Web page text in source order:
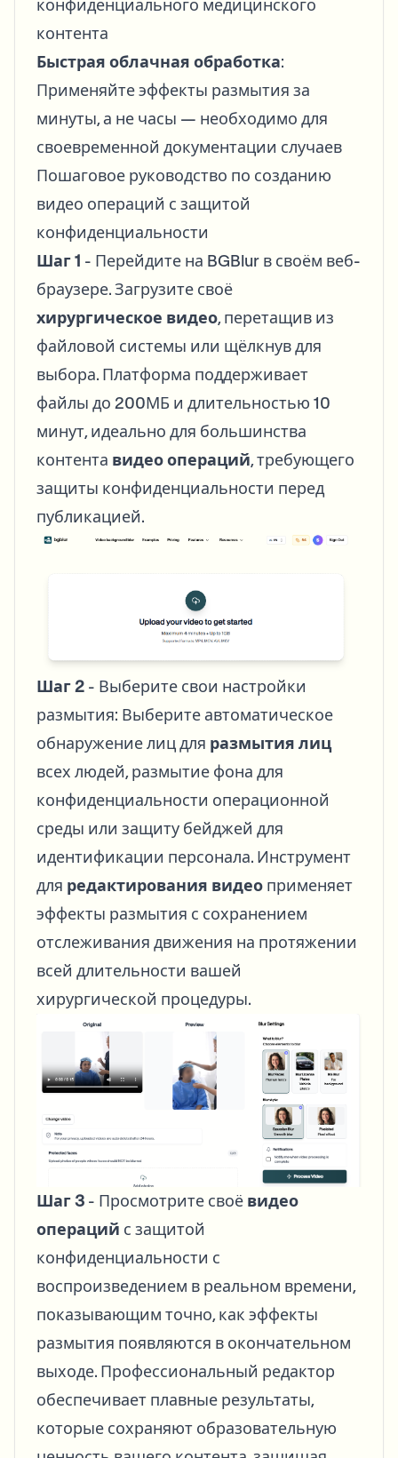
конфиденциального медицинского
контента
Быстрая облачная обработка:
Применяйте эффекты размытия за
минуты, а не часы — необходимо для
своевременной документации случаев
Пошаговое руководство по созданию
видео операций с защитой
конфиденциальности
Шаг 1 - Перейдите на BGBlur в своём веб-
браузере. Загрузите своё
хирургическое видео, перетащив из
файловой системы или щёлкнув для
выбора. Платформа поддерживает
файлы до 200МБ и длительностью 10
минут, идеально для большинства
контента видео операций, требующего
защиты конфиденциальности перед
публикацией.
Шаг 2 - Выберите свои настройки
размытия: Выберите автоматическое
обнаружение лиц для размытия лиц
всех людей,размытие фона для
конфиденциальности операционной
среды или защиту бейджей для
идентификации персонала. Инструмент
для редактирования видео применяет
эффекты размытия с сохранением
отслеживания движения на протяжении
всей длительности вашей
хирургической процедуры.
Шаг 3 - Просмотрите своё видео
операций с защитой
конфиденциальности с
воспроизведением в реальном времени,
показывающим точно, как эффекты
размытия появляются в окончательном
выходе. Профессиональный редактор
обеспечивает плавные результаты,
которые сохраняют образовательную